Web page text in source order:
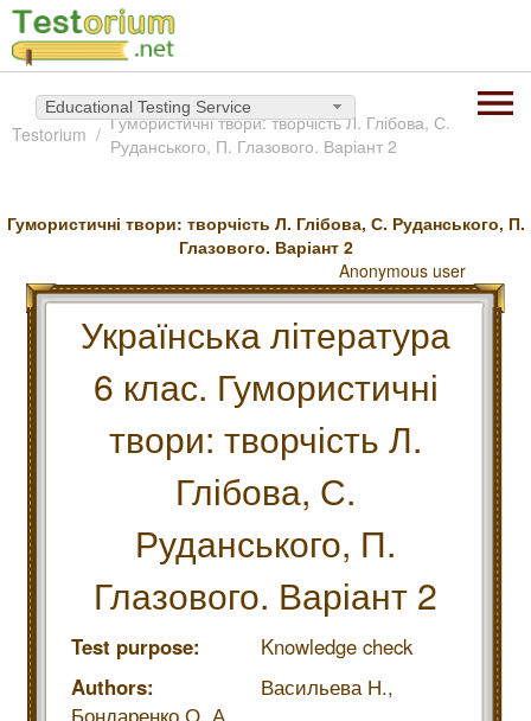
Educational Testing Service
Testorium
Гумористичні твори: творчість Л. Глібова, С.
Руданського, П. Глазового. Варіант 2
Гумористичні твори: творчість Л. Глібова, С. Руданського, П.
Глазового. Варіант 2
Anonymous user
Українська література
6 клас. Гумористичні
твори: творчість Л.
Глібова, С.
Руданського, П.
Глазового. Варіант 2
Test purpose:
Knowledge check
Authors:
Васильева Н.,
Бондаренко О. А.